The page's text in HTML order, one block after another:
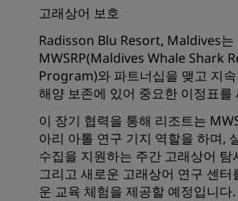
고래상어 보호
Radisson Blu Resort, Maldives는
MWSRP(Maldives Whale Shark
Program)와 파트너십을 맺고 지
해양 보존에 있어 중요한 이정표를
이 장기 협력을 통해 리조트는
아리 아톨 연구 기지 역할을 하며,
수집을 지원하는 주간 고래상어 탐
그리고 새로운 고래상어 연구 센터
운 교육 체험을 제공할 예정입니다.